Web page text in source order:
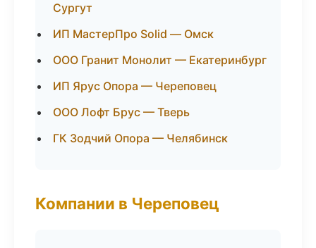
Сургут
ИП МастерПро Solid — Омск
ООО Гранит Монолит — Екатеринбург
ИП Ярус Опора — Череповец
ООО Лофт Брус — Тверь
ГК Зодчий Опора — Челябинск
Компании в Череповец